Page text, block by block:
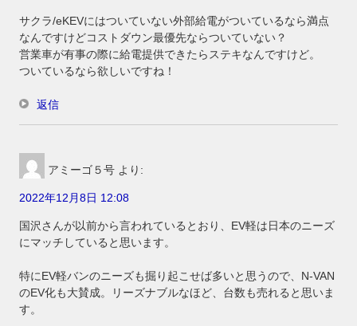
サクラ/eKEVにはついていない外部給電がついているなら満点
なんですけどコストダウン最優先ならついていない？
営業車が有事の際に給電提供できたらステキなんですけど。
ついているなら欲しいですね！
返信
アミーゴ５号 より:
2022年12月8日 12:08
国沢さんが以前から言われているとおり、EV軽は日本のニーズ
にマッチしていると思います。
特にEV軽バンのニーズも掘り起こせば多いと思うので、N-VAN
のEV化も大賛成。リーズナブルなほど、台数も売れると思いま
す。